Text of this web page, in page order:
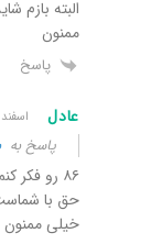
البته بازم
ممنون
پاسخ
عادل اسفند ۱۸, ۱۳۹۲ ۹:۳۵ ب٫ظ
پاسخ به
حق با
خیلی ممنون